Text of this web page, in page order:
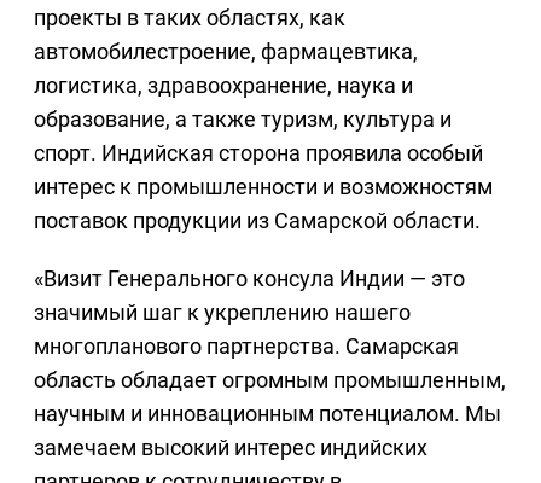
проекты в таких областях, как
автомобилестроение, фармацевтика,
логистика, здравоохранение, наука и
образование, а также туризм, культура и
спорт. Индийская сторона проявила особый
интерес к промышленности и возможностям
поставок продукции из Самарской области.
«Визит Генерального консула Индии — это
значимый шаг к укреплению нашего
многопланового партнерства. Самарская
область обладает огромным промышленным,
научным и инновационным потенциалом. Мы
замечаем высокий интерес индийских